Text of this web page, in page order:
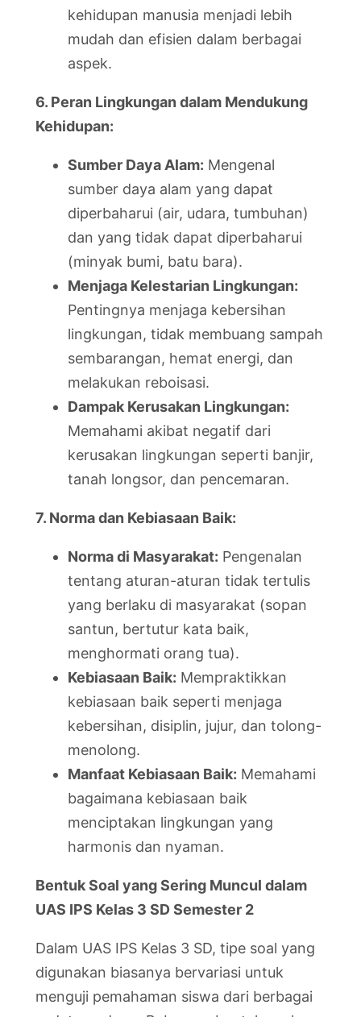
kehidupan manusia menjadi lebih
mudah dan efisien dalam berbagai
aspek.
6. Peran Lingkungan dalam Mendukung
Kehidupan:
Sumber Daya Alam: Mengenal
sumber daya alam yang dapat
diperbaharui (air, udara, tumbuhan)
dan yang tidak dapat diperbaharui
(minyak bumi, batu bara).
Menjaga Kelestarian Lingkungan:
Pentingnya menjaga kebersihan
lingkungan, tidak membuang sampah
sembarangan, hemat energi, dan
melakukan reboisasi.
Dampak Kerusakan Lingkungan:
Memahami akibat negatif dari
kerusakan lingkungan seperti banjir,
tanah longsor, dan pencemaran.
7. Norma dan Kebiasaan Baik:
Norma di Masyarakat: Pengenalan
tentang aturan-aturan tidak tertulis
yang berlaku di masyarakat (sopan
santun, bertutur kata baik,
menghormati orang tua).
Kebiasaan Baik: Mempraktikkan
kebiasaan baik seperti menjaga
kebersihan, disiplin, jujur, dan tolong-
menolong.
Manfaat Kebiasaan Baik: Memahami
bagaimana kebiasaan baik
menciptakan lingkungan yang
harmonis dan nyaman.
Bentuk Soal yang Sering Muncul dalam
UAS IPS Kelas 3 SD Semester 2
Dalam UAS IPS Kelas 3 SD, tipe soal yang
digunakan biasanya bervariasi untuk
menguji pemahaman siswa dari berbagai